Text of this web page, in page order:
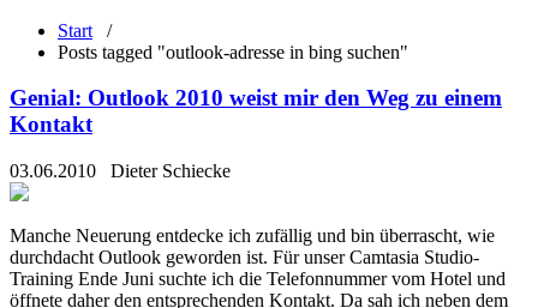
Start /
Posts tagged "outlook-adresse in bing suchen"
Genial: Outlook 2010 weist mir den Weg zu einem
Kontakt
03.06.2010 Dieter Schiecke
Manche Neuerung entdecke ich zufällig und bin überrascht, wie
durchdacht Outlook geworden ist. Für unser Camtasia Studio-
Training Ende Juni suchte ich die Telefonnummer vom Hotel und
öffnete daher den entsprechenden Kontakt. Da sah ich neben dem